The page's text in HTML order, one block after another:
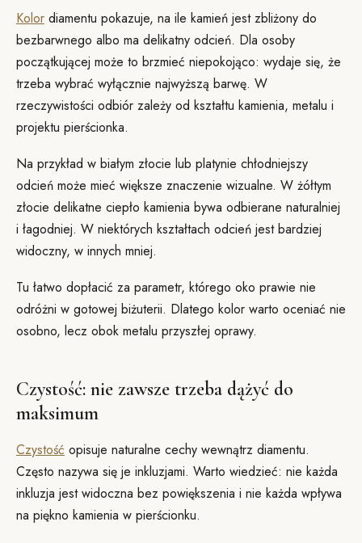
Kolor diamentu pokazuje, na ile kamień jest zbliżony do
bezbarwnego albo ma delikatny odcień. Dla osoby
początkującej może to brzmieć niepokojąco: wydaje się, że
trzeba wybrać wyłącznie najwyższą barwę. W
rzeczywistości odbiór zależy od kształtu kamienia, metalu i
projektu pierścionka.
Na przykład w białym złocie lub platynie chłodniejszy
odcień może mieć większe znaczenie wizualne. W żółtym
złocie delikatne ciepło kamienia bywa odbierane naturalniej
i łagodniej. W niektórych kształtach odcień jest bardziej
widoczny, w innych mniej.
Tu łatwo dopłacić za parametr, którego oko prawie nie
odróżni w gotowej biżuterii. Dlatego kolor warto oceniać nie
osobno, lecz obok metalu przyszłej oprawy.
Czystość: nie zawsze trzeba dążyć do
maksimum
Czystość opisuje naturalne cechy wewnątrz diamentu.
Często nazywa się je inkluzjami. Warto wiedzieć: nie każda
inkluzja jest widoczna bez powiększenia i nie każda wpływa
na piękno kamienia w pierścionku.